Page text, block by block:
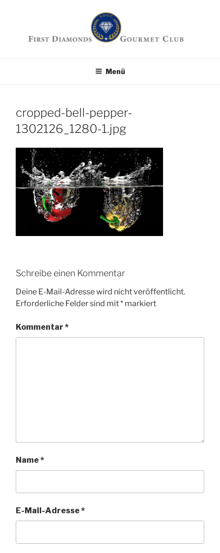
Menü
cropped-bell-pepper-
1302126_1280-1.jpg
Schreibe einen Kommentar
Deine E-Mail-Adresse wird nicht veröffentlicht.
Erforderliche Felder sind mit* markiert
Kommentar *
Name*
E-Mail-Adresse*